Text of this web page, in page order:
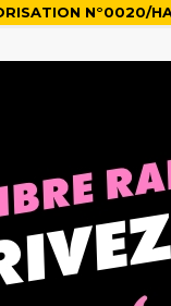
N°0020/